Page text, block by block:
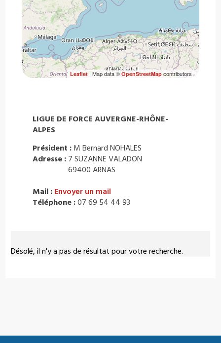
Désolé, il n'y a pas de résultat pour votre recherche.
Leaflet| Map data ©OpenStreetMapcontributors
LIGUE DE FORCE AUVERGNE-RHÔNE-
ALPES
Président : M Bernard NOHALES
Adresse : 7 SUZANNE VALADON
69400 ARNAS
Mail : Envoyer un mail
Téléphone :07 69 54 44 93